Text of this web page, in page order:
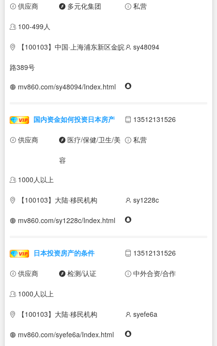
供应商 多元化集团 私营
100-499人
【100103】中国·上海浦东新区金皖
路389号
sy48094
mv860.com/sy48094/Index.html
国内资金如何投资日本房产 13512131526
供应商 医疗/保健/卫生/美
容
私营
1000人以上
【100103】大陆·移民机构 sy1228c
mv860.com/sy1228c/Index.html
日本投资房产的条件 13512131526
供应商 检测/认证 中外合资/合作
1000人以上
【100103】大陆·移民机构 syefe6a
mv860.com/syefe6a/Index.html